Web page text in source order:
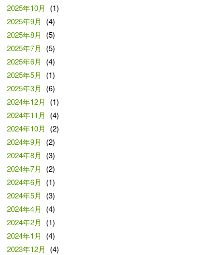
2025年10月
(1)
2025年9月
(4)
2025年8月
(5)
2025年7月
(5)
2025年6月
(4)
2025年5月
(1)
2025年3月
(6)
2024年12月
(1)
2024年11月
(4)
2024年10月
(2)
2024年9月
(2)
2024年8月
(3)
2024年7月
(2)
2024年6月
(1)
2024年5月
(3)
2024年4月
(4)
2024年2月
(1)
2024年1月
(4)
2023年12月
(4)